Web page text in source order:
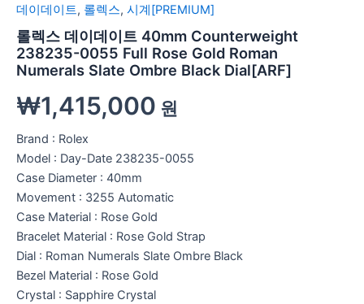
데이데이트, 롤렉스, 시계[PREMIUM]
롤렉스 데이데이트 40mm Counterweight
238235-0055 Full Rose Gold Roman
Numerals Slate Ombre Black Dial[ARF]
₩1,415,000 원
Brand : Rolex
Model : Day-Date 238235-0055
Case Diameter : 40mm
Movement : 3255 Automatic
Case Material : Rose Gold
Bracelet Material : Rose Gold Strap
Dial : Roman Numerals Slate Ombre Black
Bezel Material : Rose Gold
Crystal : Sapphire Crystal